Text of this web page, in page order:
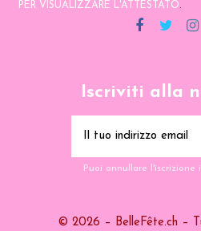
PER VISUALIZZARE L'ATTESTATO.
Iscriviti alla
Puoi annullare l'iscrizione
© 2026 – BelleFête.ch –